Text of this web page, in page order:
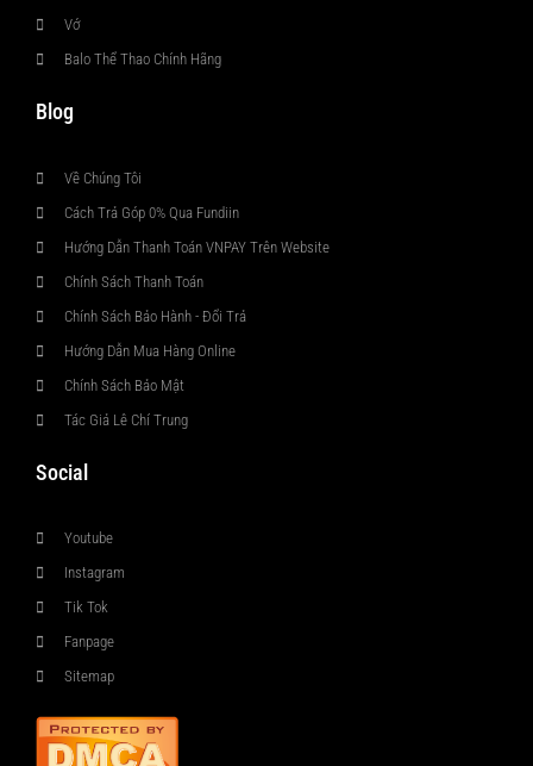
Vớ
Balo Thể Thao Chính Hãng
Blog
Về Chúng Tôi
Cách Trả Góp 0% Qua Fundiin
Hướng Dẫn Thanh Toán VNPAY Trên Website
Chính Sách Thanh Toán
Chính Sách Bảo Hành - Đổi Trả
Hướng Dẫn Mua Hàng Online
Chính Sách Bảo Mật
Tác Giả Lê Chí Trung
Social
Youtube
Instagram
Tik Tok
Fanpage
Sitemap